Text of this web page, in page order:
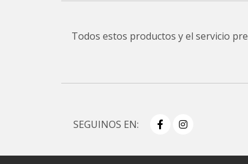
Todos estos productos y el servicio
SEGUINOS EN: